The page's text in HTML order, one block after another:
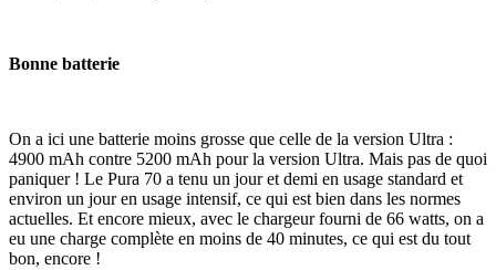
Bonne batterie
On a ici une batterie moins grosse que celle de la version Ultra :
4900 mAh contre 5200 mAh pour la version Ultra. Mais pas de quoi
paniquer ! Le Pura 70 a tenu un jour et demi en usage standard et
environ un jour en usage intensif, ce qui est bien dans les normes
actuelles. Et encore mieux, avec le chargeur fourni de 66 watts, on a
eu une charge complète en moins de 40 minutes, ce qui est du tout
bon, encore !